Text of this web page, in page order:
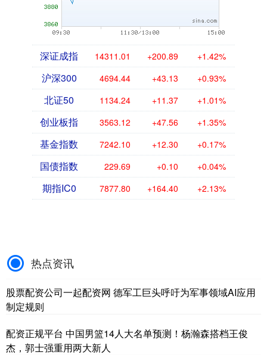
深证成指 14311.01 +200.89 +1.42%
沪深300 4694.44 +43.13 +0.93%
北证50 1134.24 +11.37 +1.01%
创业板指 3563.12 +47.56 +1.35%
基金指数 7242.10 +12.30 +0.17%
国债指数 229.69 +0.10 +0.04%
期指IC0 7877.80 +164.40 +2.13%
热点资讯
股票配资公司一起配资网 德军工巨头呼吁为军事领域AI应用
制定规则
配资正规平台 中国男篮14人大名单预测！杨瀚森搭档王俊
杰，郭士强重用两大新人